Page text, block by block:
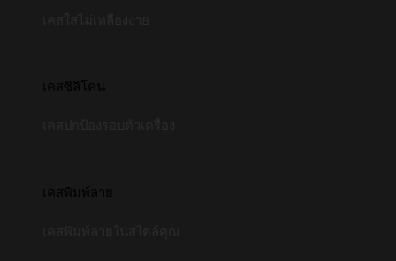
เคสซิลิโคน
เคสพิมพ์ลาย